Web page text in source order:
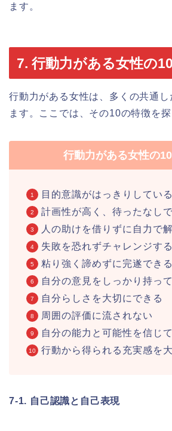
ます。
7. 行動力がある女性の
行動力がある女性は、多くの共通
ます。ここでは、その10の特徴を探
行動力がある女性の
目的意識がはっきりしている
計画性が高く、待ったなし
人の助けを借りずに自力で
失敗を恐れずチャレンジする
粘り強く諦めずに完遂できる
自分の意見をしっかり持っ
自分らしさを大切にできる
周囲の評価に流されない
自分の能力と可能性を信じ
行動から得られる充実感を
7-1. 自己認識と自己表現